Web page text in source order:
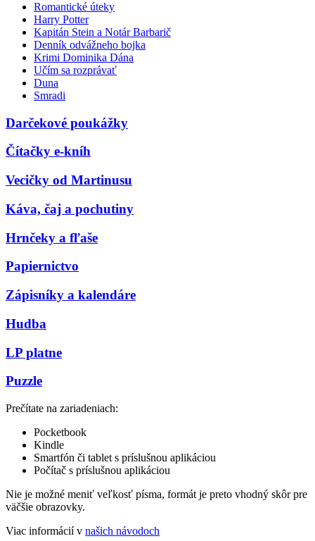
Romantické úteky
Harry Potter
Kapitán Stein a Notár Barbarič
Denník odvážneho bojka
Krimi Dominika Dána
Učím sa rozprávať
Duna
Smradi
Darčekové poukážky
Čítačky e-kníh
Vecičky od Martinusu
Káva, čaj a pochutiny
Hrnčeky a fľaše
Papiernictvo
Zápisníky a kalendáre
Hudba
LP platne
Puzzle
Prečítate na zariadeniach:
Pocketbook
Kindle
Smartfón či tablet s príslušnou aplikáciou
Počítač s príslušnou aplikáciou
Nie je možné meniť veľkosť písma, formát je preto vhodný skôr pre
väčšie obrazovky.
Viac informácií v našich návodoch